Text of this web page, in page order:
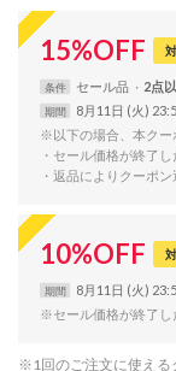
15%OFF
条件 セール品 2点
期間 8月11日 (火)
※以下の場合、本クー
・セール価格が終了し
・返品によりクーポ
10%OFF
期間 8月11日 (火)
※セール価格が終了し
※1回のご注文に使える